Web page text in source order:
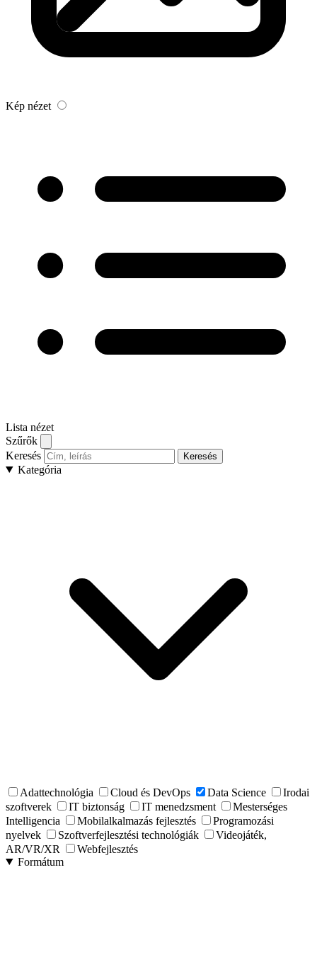
Kép nézet
Lista nézet
Szűrők
Keresés
Keresés
Kategória
Adattechnológia Cloud és DevOps Data Science
Irodai
szoftverek
IT biztonság IT menedzsment
Mesterséges
Intelligencia
Mobilalkalmazás fejlesztés
Programozási
nyelvek
Szoftverfejlesztési technológiák
Videojáték,
AR/VR/XR
Webfejlesztés
Formátum